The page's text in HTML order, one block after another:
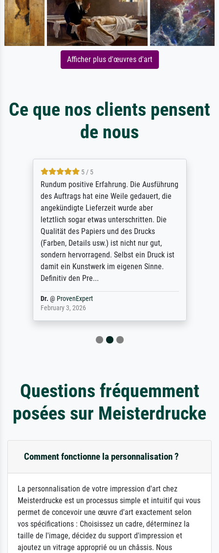
Afficher plus d'œuvres d'art
Ce que nos clients pensent
de nous
5 / 5
Rundum positive Erfahrung. Die Ausführung
des Auftrags hat eine Weile gedauert, die
angekündigte Lieferzeit wurde aber
letztlich sogar etwas unterschritten. Die
Qualität des Papiers und des Drucks
(Farben, Details usw.) ist nicht nur gut,
sondern hervorragend. Selbst ein Druck ist
damit ein Kunstwerk im eigenen Sinne.
Definitiv den Pre...
Dr. @ ProvenExpert
February 3, 2026
Questions fréquemment
posées sur Meisterdrucke
Comment fonctionne la personnalisation ?
La personnalisation de votre impression d'art chez
Meisterdrucke est un processus simple et intuitif qui vous
permet de concevoir une œuvre d'art exactement selon
vos spécifications : Choisissez un cadre, déterminez la
taille de l'image, décidez du support d'impression et
ajoutez un vitrage approprié ou un châssis. Nous